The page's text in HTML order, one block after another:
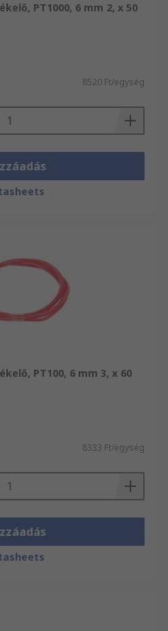
PT1000, 6 mm 2, x 50
8520 Ft/egység
PT100, 6 mm 3, x 60
8333 Ft/egység